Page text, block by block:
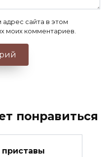
сайта в этом
моих комментариев.
понравиться